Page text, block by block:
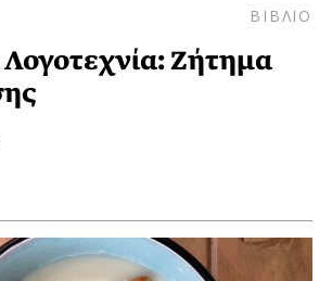
ΒΙΒΛΙΟ
Λογοτεχνία: Ζήτημα